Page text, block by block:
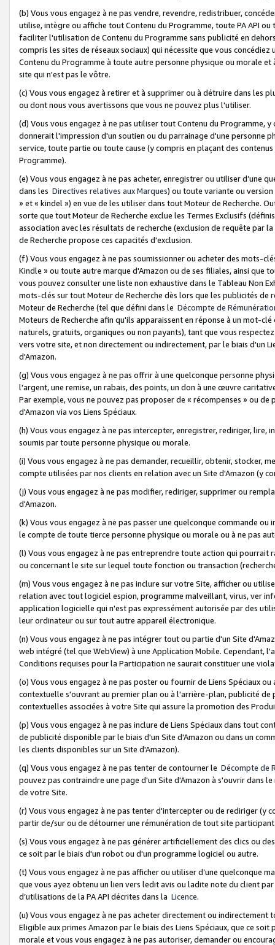
(b) Vous vous engagez à ne pas vendre, revendre, redistribuer,
utilise, intègre ou affiche tout Contenu du Programme, toute PA API
faciliter l'utilisation de Contenu du Programme sans publicité en
compris les sites de réseaux sociaux) qui nécessite que vous
Contenu du Programme à toute autre personne physique ou morale
site qui n'est pas le vôtre.
(c) Vous vous engagez à retirer et à supprimer ou à détruire dans les
ou dont nous vous avertissons que vous ne pouvez plus l'utiliser.
(d) Vous vous engagez à ne pas utiliser tout Contenu du Programme,
donnerait l'impression d'un soutien ou du parrainage d'une personne
service, toute partie ou toute cause (y compris en plaçant des
Programme).
(e) Vous vous engagez à ne pas acheter, enregistrer ou utiliser d’une
dans les Directives relatives aux Marques) ou toute variante ou
» et « kindel ») en vue de les utiliser dans tout Moteur de Recherche.
sorte que tout Moteur de Recherche exclue les Termes Exclusifs
association avec les résultats de recherche (exclusion de requête
de Recherche propose ces capacités d'exclusion.
(f) Vous vous engagez à ne pas soumissionner ou acheter des mots-
Kindle » ou toute autre marque d'Amazon ou de ses filiales, ainsi que
vous pouvez consulter une liste non exhaustive dans le Tableau Non
mots-clés sur tout Moteur de Recherche dès lors que les publicités de
Moteur de Recherche (tel que défini dans le Décompte de
Moteurs de Recherche afin qu'ils apparaissent en réponse à un mot-
naturels, gratuits, organiques ou non payants), tant que vous
vers votre site, et non directement ou indirectement, par le biais d'un
d'Amazon.
(g) Vous vous engagez à ne pas offrir à une quelconque personne
l'argent, une remise, un rabais, des points, un don à une œuvre
Par exemple, vous ne pouvez pas proposer de « récompenses » ou
d'Amazon via vos Liens Spéciaux.
(h) Vous vous engagez à ne pas intercepter, enregistrer, rediriger,
soumis par toute personne physique ou morale.
(i) Vous vous engagez à ne pas demander, recueillir, obtenir, stocker,
compte utilisées par nos clients en relation avec un Site d'Amazon (y
(j) Vous vous engagez à ne pas modifier, rediriger, supprimer ou
d'Amazon.
(k) Vous vous engagez à ne pas passer une quelconque commande
le compte de toute tierce personne physique ou morale ou à ne pas
(l) Vous vous engagez à ne pas entreprendre toute action qui
ou concernant le site sur lequel toute fonction ou transaction
(m) Vous vous engagez à ne pas inclure sur votre Site, afficher ou
relation avec tout logiciel espion, programme malveillant, virus, ver
application logicielle qui n'est pas expressément autorisée par des
leur ordinateur ou sur tout autre appareil électronique.
(n) Vous vous engagez à ne pas intégrer tout ou partie d'un Site
web intégré (tel que WebView) à une Application Mobile. Cependant,
Conditions requises pour la Participation ne saurait constituer une
(o) Vous vous engagez à ne pas poster ou fournir de Liens Spéciaux
contextuelle s'ouvrant au premier plan ou à l'arrière-plan, publicité
contextuelles associées à votre Site qui assure la promotion des
(p) Vous vous engagez à ne pas inclure de Liens Spéciaux dans tout
de publicité disponible par le biais d'un Site d'Amazon ou dans un
les clients disponibles sur un Site d'Amazon).
(q) Vous vous engagez à ne pas tenter de contourner le Décompte de
pouvez pas contraindre une page d'un Site d'Amazon à s'ouvrir dans
de votre Site.
(r) Vous vous engagez à ne pas tenter d'intercepter ou de rediriger
partir de/sur ou de détourner une rémunération de tout site
(s) Vous vous engagez à ne pas générer artificiellement des clics ou
ce soit par le biais d'un robot ou d'un programme logiciel ou autre.
(t) Vous vous engagez à ne pas afficher ou utiliser d’une quelconque
que vous ayez obtenu un lien vers ledit avis ou ladite note du client
d’utilisations de la PA API décrites dans la Licence.
(u) Vous vous engagez à ne pas acheter directement ou
Eligible aux primes Amazon par le biais des Liens Spéciaux, que ce
morale et vous vous engagez à ne pas autoriser, demander ou